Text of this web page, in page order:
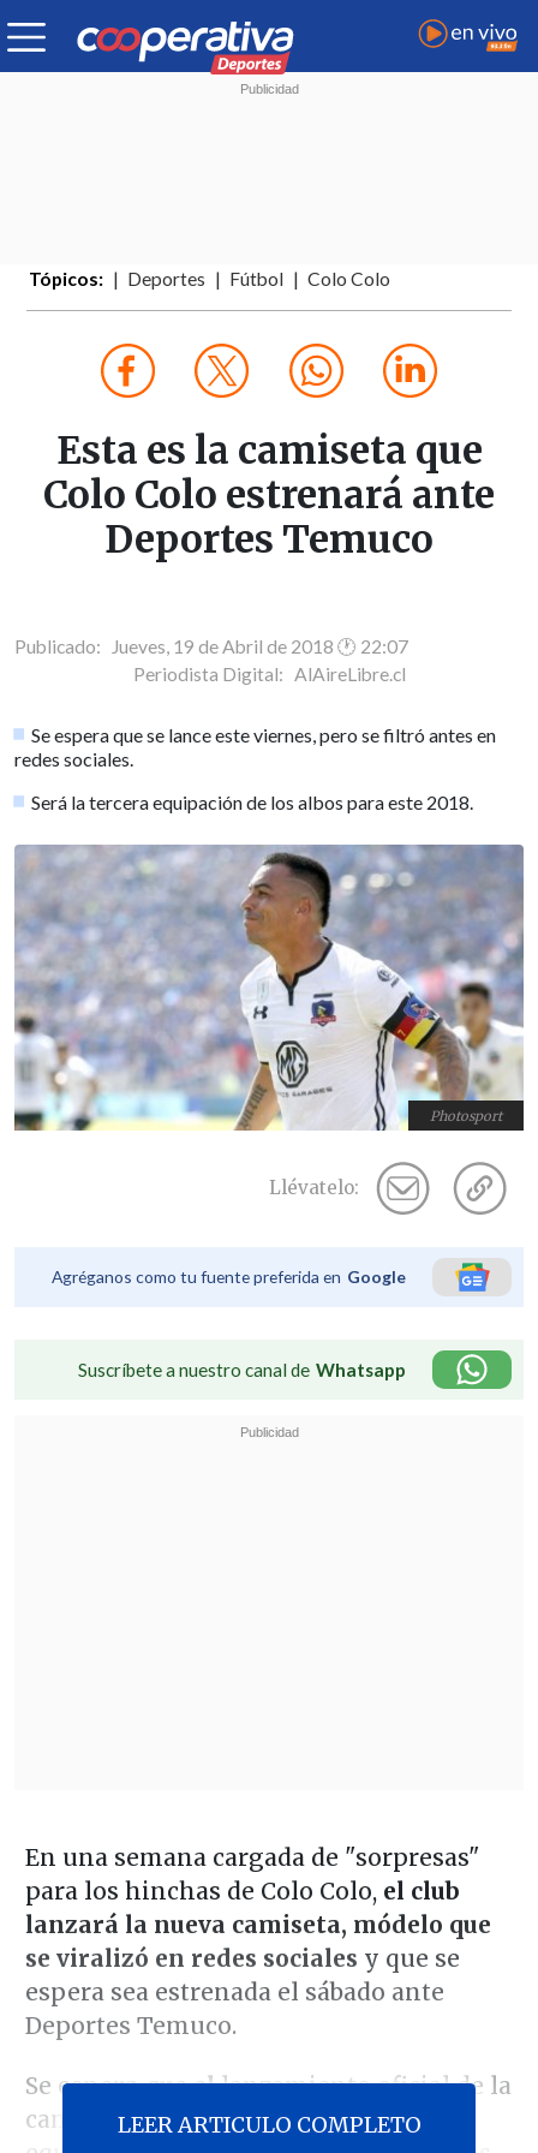
Tópicos: Deportes Fútbol Colo Colo
Esta es la camiseta que
Colo Colo estrenará ante
Deportes Temuco
Publicado: Jueves, 19 de Abril de 2018 🕐 22:07
Periodista Digital: AlAireLibre.cl
Se espera que se lance este viernes, pero se filtró antes en
redes sociales.
Será la tercera equipación de los albos para este 2018.
Photosport
Llévatelo:
Agréganos como tu fuente preferida en Google
Suscríbete a nuestro canal de Whatsapp
En una semana cargada de "sorpresas"
para los hinchas de Colo Colo, el club
lanzará la nueva camiseta, módelo que
se viralizó en redes sociales y que se
espera sea estrenada el sábado ante
Deportes Temuco.
Se espera que ellanzamiento oficial de la
camiseta sea este viernes a cargo del
LEER ARTICULO COMPLETO